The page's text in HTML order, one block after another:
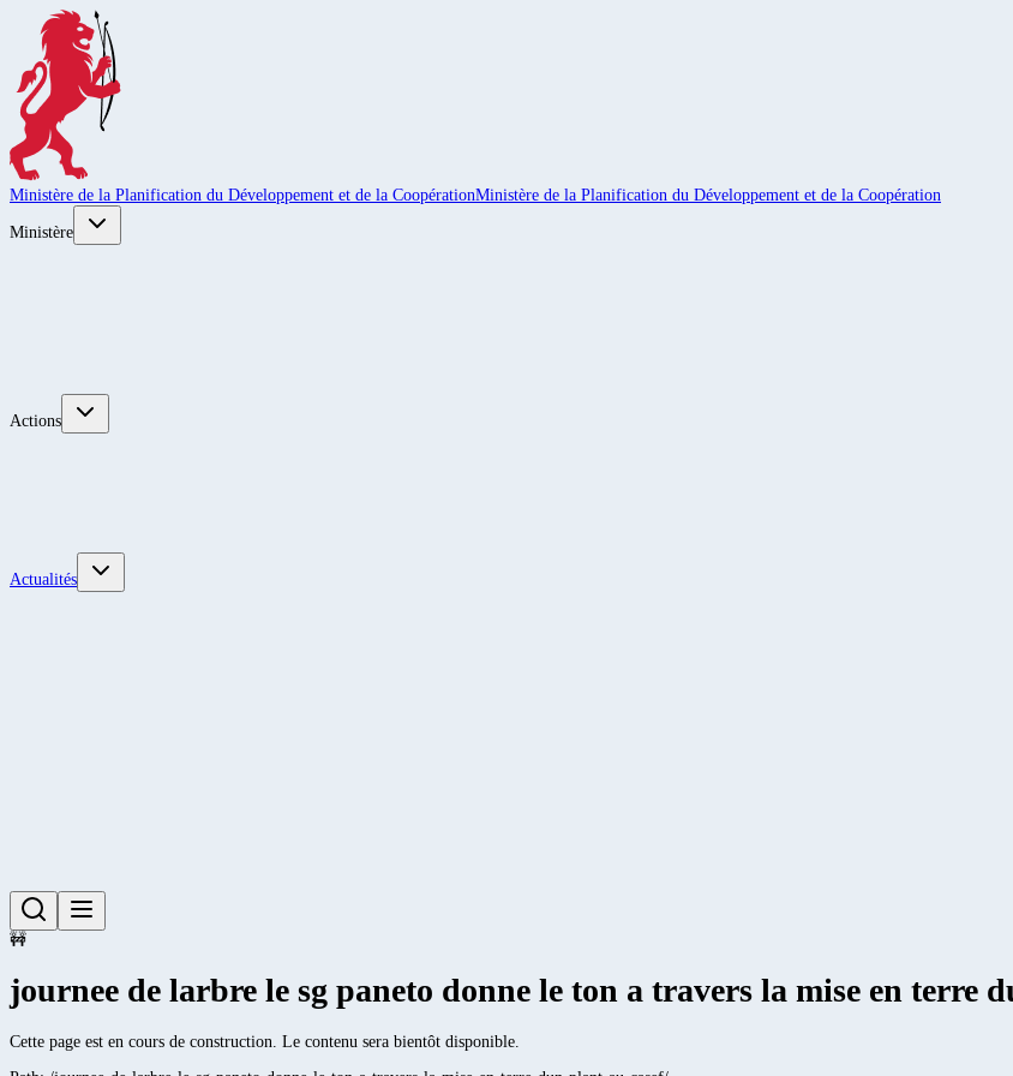
Ministère de la Planification du Développement et de la CoopérationMinistère de la Planification du Développement et de la Coopération
Ministère
Actions
Actualités
🚧
journee de larbre le sg paneto donne le ton a travers la mise en terre
Cette page est en cours de construction. Le contenu sera bientôt disponible.